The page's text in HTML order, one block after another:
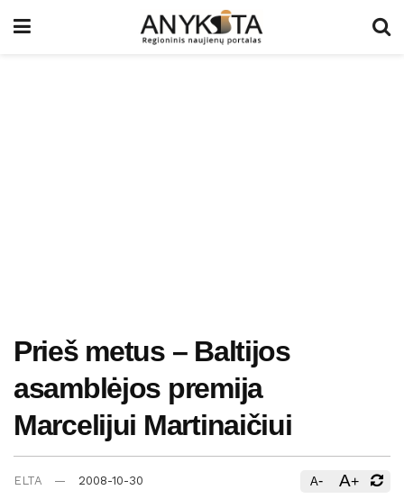
Prieš metus – Baltijos
asamblėjos premija
Marcelijui Martinaičiui
ELTA 2008-10-30 A- A+